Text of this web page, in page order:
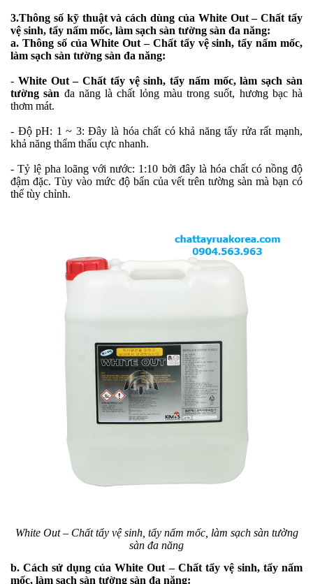
3.Thông số kỹ thuật và cách dùng của White Out – Chất tẩy
vệ sinh, tẩy nấm mốc, làm sạch sàn tường sàn đa năng:
a. Thông số của White Out – Chất tẩy vệ sinh, tẩy nấm mốc,
làm sạch sàn tường sàn đa năng:
- White Out – Chất tẩy vệ sinh, tẩy nấm mốc, làm sạch sàn
tường sàn đa năng là chất lỏng màu trong suốt, hương bạc hà
thơm mát.
- Độ pH: 1 ~ 3: Đây là hóa chất có khả năng tẩy rửa rất mạnh,
khả năng thẩm thấu cực nhanh.
- Tỷ lệ pha loãng với nước: 1:10 bởi đây là hóa chất có nồng độ
đậm đặc. Tùy vào mức độ bẩn của vết trên tường sàn mà bạn có
thể tùy chỉnh.
White Out – Chất tẩy vệ sinh, tẩy nấm mốc, làm sạch sàn tường
sàn đa năng
b. Cách sử dụng của White Out – Chất tẩy vệ sinh, tẩy nấm
mốc, làm sạch sàn tường sàn đa năng: